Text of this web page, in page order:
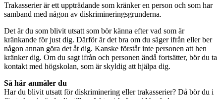
Trakasserier är ett uppträdande som kränker en person och som har
samband med någon av diskrimineringsgrunderna.
Det är du som blivit utsatt som bör känna efter vad som är
kränkande för just dig. Därför är det bra om du säger ifrån eller ber
någon annan göra det åt dig. Kanske förstår inte personen att hen
kränker dig. Om du sagt ifrån och personen ändå fortsätter, bör du ta
kontakt med högskolan, som är skyldig att hjälpa dig.
Så här anmäler du
Har du blivit utsatt för diskriminering eller trakasserier? Då bör du i